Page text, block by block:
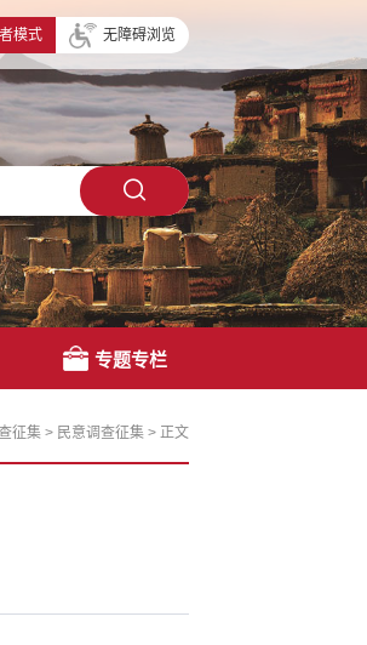
模式 无障碍浏览
专题专栏
征集 > 民意调查征集 > 正文